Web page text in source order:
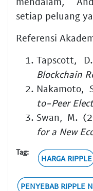
setiap peluang
Referensi
Tapscott,
Blockchain
Nakamoto,
to-Peer
Swan, M.
for a New
Tag:
HARGA RIPPLE
PENYEBAB RIPPLE